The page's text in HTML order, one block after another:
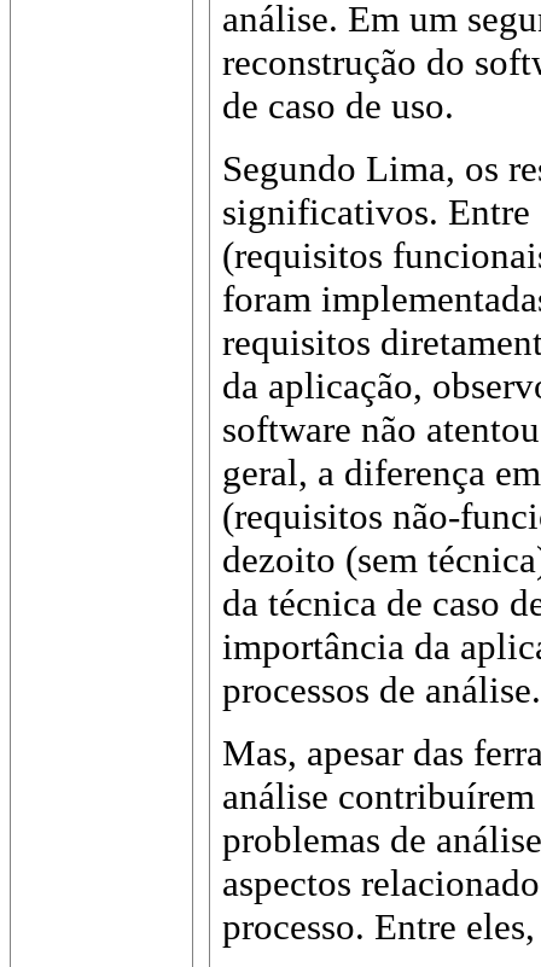
análise. Em um
reconstrução do
de caso de uso.
Segundo Lima, os
significativos. Entre
(requisitos
foram
requisitos
da aplicação,
software não
geral, a diferença
(requisitos não-
dezoito (sem
da técnica de caso
importância da
processos de análise.
Mas, apesar das
análise
problemas de
aspectos
processo. Entre